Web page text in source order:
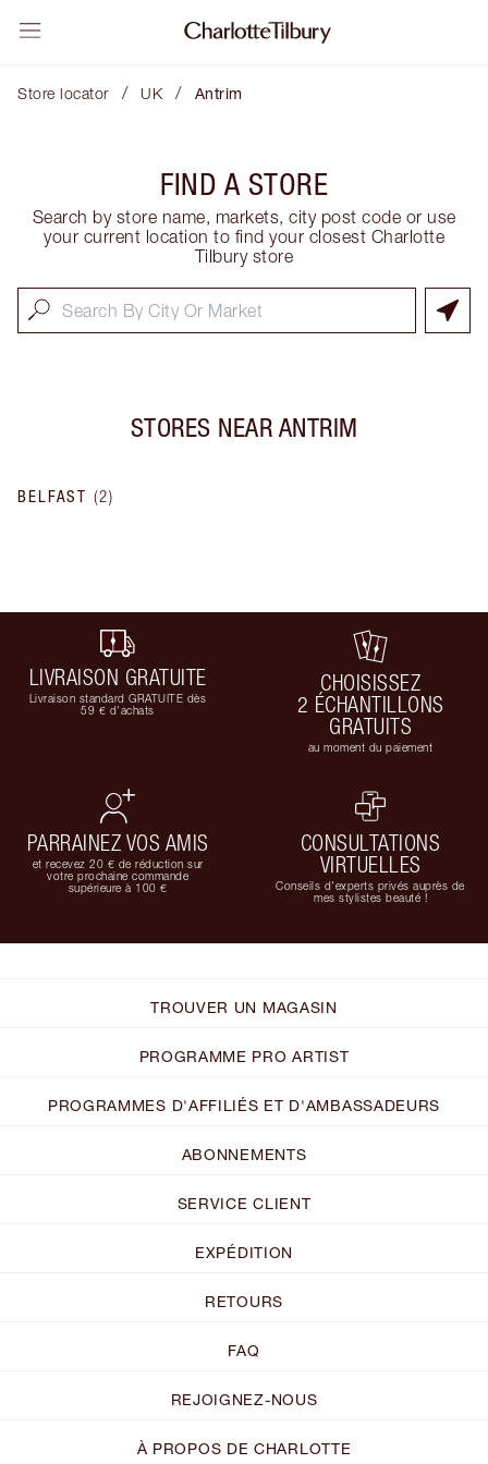
Store locator / UK / Antrim
FIND A STORE
Search by store name, markets, city post code or use
your current location to find your closest Charlotte
Tilbury store
STORES NEAR ANTRIM
BELFAST (2)
LIVRAISON GRATUITE
Livraison standard GRATUITE dès
59 € d'achats
CHOISISSEZ
2 ÉCHANTILLONS
GRATUITS
au moment du paiement
PARRAINEZ VOS AMIS
et recevez 20 € de réduction sur
votre prochaine commande
supérieure à 100 €
CONSULTATIONS
VIRTUELLES
Conseils d'experts privés auprès de
mes stylistes beauté !
TROUVER UN MAGASIN
PROGRAMME PRO ARTIST
PROGRAMMES D'AFFILIÉS ET D'AMBASSADEURS
ABONNEMENTS
SERVICE CLIENT
EXPÉDITION
RETOURS
FAQ
REJOIGNEZ-NOUS
À PROPOS DE CHARLOTTE